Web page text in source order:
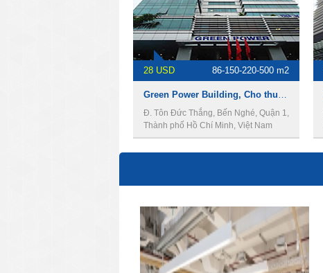
28 USD 86-150-220-500 m2
Green Power Building, Cho thuê văn phòng Quận 1
Đ. Tôn Đức Thắng, Bến Nghé, Quận 1,
Thành phố Hồ Chí Minh, Việt Nam